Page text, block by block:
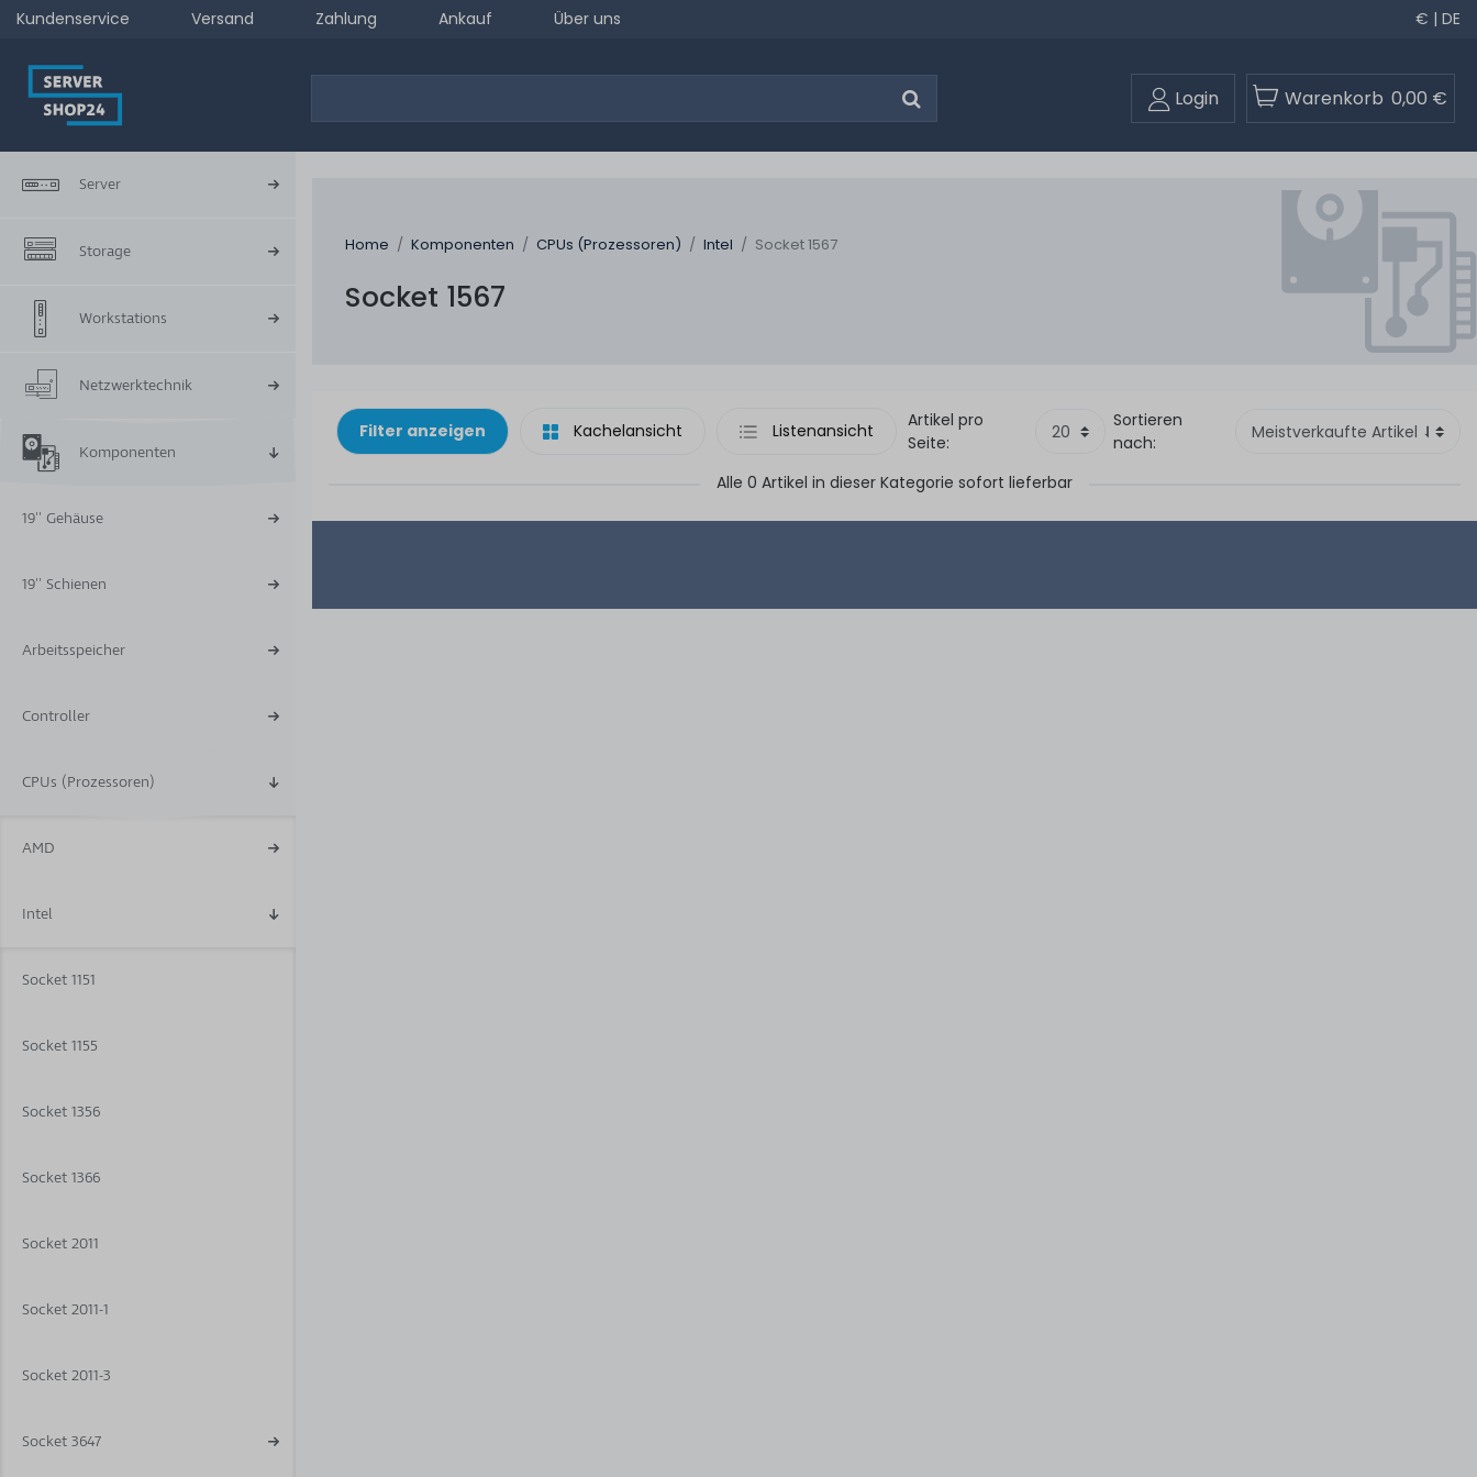
Kundenservice Versand Zahlung Ankauf Über uns € | DE
Login Warenkorb 0,00 €
Server
Storage
Workstations
Netzwerktechnik
Komponenten
19'' Gehäuse
19'' Schienen
Arbeitsspeicher
Controller
CPUs (Prozessoren)
AMD
Intel
Socket 1151
Socket 1155
Socket 1356
Socket 1366
Socket 2011
Socket 2011-1
Socket 2011-3
Socket 3647
Home Komponenten CPUs (Prozessoren) Intel Socket 1567
Socket 1567
Filter anzeigen Kachelansicht Listenansicht
Artikel pro
Seite:
Sortieren
nach:
Alle 0 Artikel in dieser Kategorie sofort lieferbar